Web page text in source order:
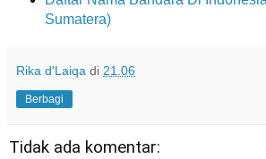
Sumatera)
Rika d'Laiqa di 21.06
Berbagi
Tidak ada komentar: